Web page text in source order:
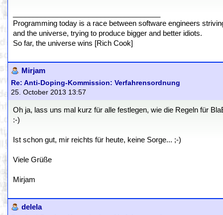
Programming today is a race between software engineers
and the universe, trying to produce bigger and better idiots.
So far, the universe wins [Rich Cook]
Mirjam
Re: Anti-Doping-Kommission: Verfahrensordnung
25. October 2013 13:57
Oh ja, lass uns mal kurz für alle festlegen, wie die Regeln für
:-)
Ist schon gut, mir reichts für heute, keine Sorge... ;-)
Viele Grüße
Mirjam
delela